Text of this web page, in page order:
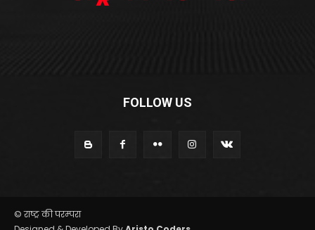
FOLLOW US
© राष्ट्र की परम्परा